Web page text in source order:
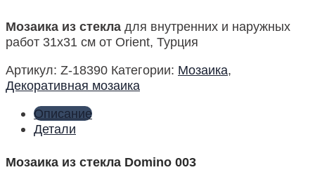
Мозаика из стекла для внутренних и наружных
работ 31х31 см от Orient, Турция
Артикул: Z-18390 Категории: Мозаика,
Декоративная мозаика
Описание
Детали
Мозаика из стекла Domino 003